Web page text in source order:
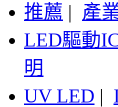
推薦 | 產
LED驅動
明
UV LED |